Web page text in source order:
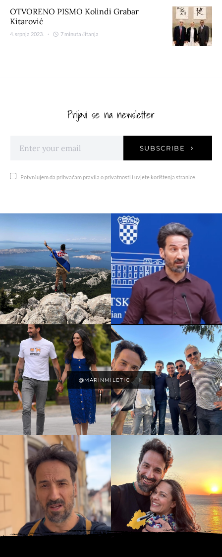
OTVORENO PISMO Kolindi Grabar
Kitarović
4. srpnja 2023. 7 minuta čitanja
Prijavi se na newsletter
SUBSCRIBE
Potvrđujem da prihvaćam pravila o privatnosti i uvjete korištenja stranice.
@MARINMILETIC_